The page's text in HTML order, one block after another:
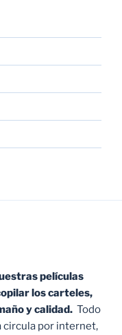
películas
los carteles,
y calidad. Todo
circula por internet,